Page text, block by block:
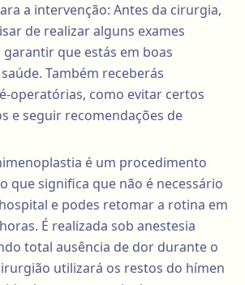
a intervenção: Antes da cirurgia,
de realizar alguns exames
que estás em boas
Também receberás
operatórias, como evitar certos
e seguir recomendações de
é um procedimento
que significa que não é necessário
e podes retomar a rotina em
É realizada sob anestesia
total ausência de dor durante o
utilizará os restos do hímen